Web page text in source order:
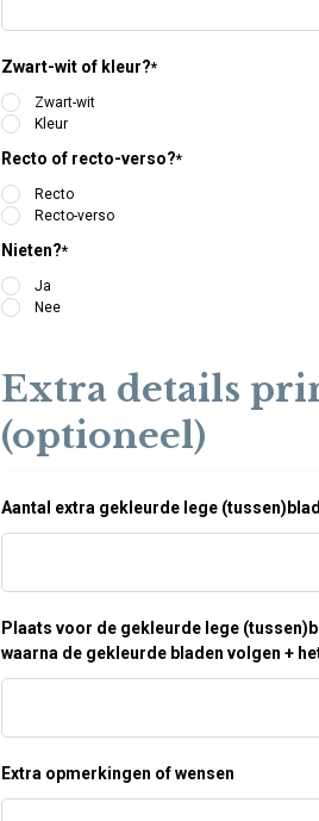
Zwart-wit of kleur?*
Zwart-wit
Kleur
Recto of recto-verso?*
Recto
Recto-verso
Nieten?*
Ja
Nee
Extra details
(optioneel)
Aantal extra gekleurde lege
Plaats voor de gekleurde lege
waarna de gekleurde bladen volgen +
Extra opmerkingen of wensen